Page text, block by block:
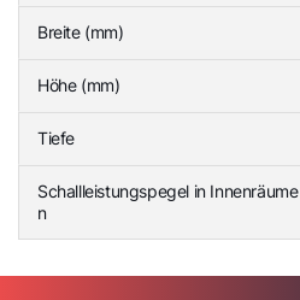
Breite (mm)
Höhe (mm)
Tiefe
Schallleistungspegel in Innenräume
n